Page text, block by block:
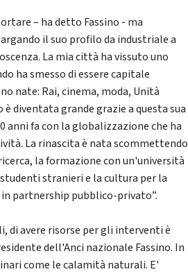
– ha detto Fassino - ma
il suo profilo da industriale a
La mia città ha vissuto uno
ha smesso di essere capitale
nate: Rai, cinema, moda, Unità
diventata grande grazie a questa sua
anni fa con la globalizzazione che ha
La rinascita è nata scommettendo
la formazione con un'università
stranieri e la cultura per la
partnership pubblico-privato”.
di avere risorse per gli interventi è
dell'Anci nazionale Fassino. In
come le calamità naturali. E'